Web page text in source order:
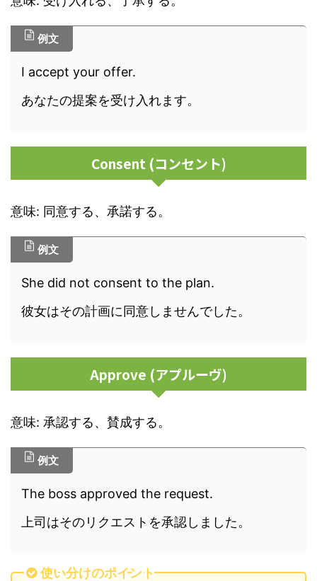
例文
I accept your offer.
あなたの提案を受け入れます。
Consent (コンセント)
意味: 同意する、承諾する。
例文
She did not consent to the plan.
彼女はその計画に同意しませんでした。
Approve (アプルーヴ)
意味: 承認する、賛成する。
例文
The boss approved the request.
上司はそのリクエストを承認しました。
使い分けのポイント